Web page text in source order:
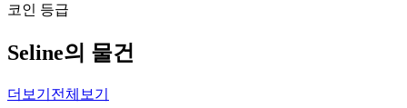
코인 등급
Seline의 물건
더보기 전체보기